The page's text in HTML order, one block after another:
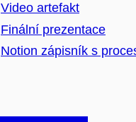
Video artefakt
Finální prezentace
Notion zápisník s